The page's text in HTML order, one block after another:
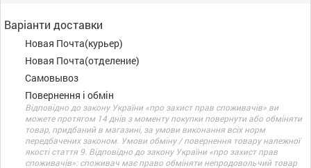
Варіанти доставки
Новая Почта(курьер)
Новая Почта(отделение)
Самовывоз
Повернення і обмін
Відповідно до закону України «про захист прав споживачів» ви
можете протягом 14 днів з моменту покупки повернути або обміняти
товар, придбаний в магазині, за умови виконання всіх норм
передбачених законом. Умови обміну / повернення товару належної
якості стаття 9. Відповідно до закону України «про захист прав
споживачів»: споживач має право обміняти непродовольчий товар